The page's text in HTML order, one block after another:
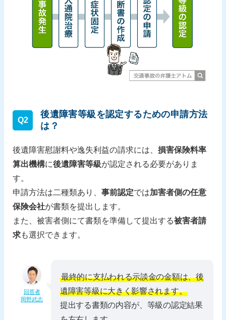
Q2
後遺障害等級を認定するための申請方法
は？
後遺障害慰謝料や逸失利益の請求には、損害保険料率
算出機構に後遺障害等級が認定される必要がありま
す。
申請方法は二種類あり、事前認定では加害者側の任意
保険会社が書類を提出します。
また、被害者側にて書類を準備して提出する被害者請
求も選択できます。
回答者
岡野武志
最終的に支払われる示談金の金額は、後
遺障害等級に大きく影響されます。
提出する書類の内容が、等級の認定結果